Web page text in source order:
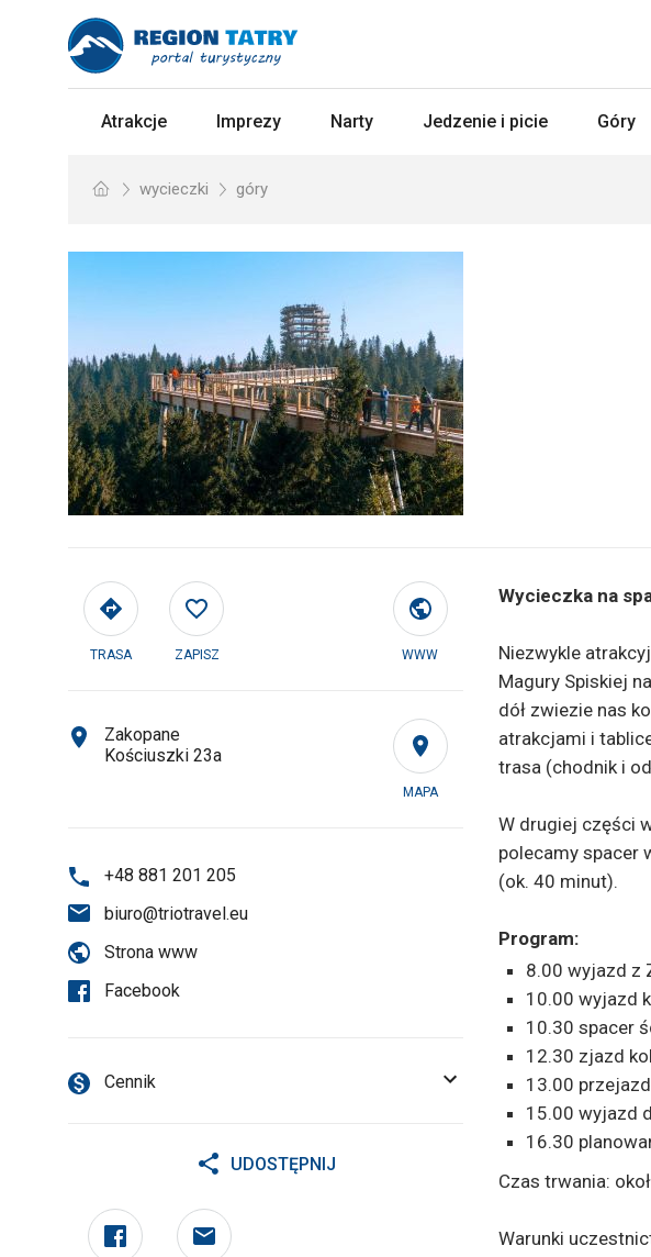
Atrakcje Imprezy Narty Jedzenie i picie Góry
wycieczki góry
TRASA ZAPISZ WWW
MAPA
Zakopane
Kościuszki 23a
+48 881 201 205
biuro@triotravel.eu
Strona www
Facebook
Cennik
UDOSTĘPNIJ
Wycieczka na
Niezwykle
Magury Spiskiej
dół zwiezie nas
atrakcjami i
trasa (chodnik i
W drugiej części
polecamy spacer
(ok. 40 minut).
Program:
8.00 wyjazd z
10.00 wyjazd
10.30 spacer
12.30 zjazd
13.00
15.00 wyjazd
16.30
Czas trwania:
Warunki